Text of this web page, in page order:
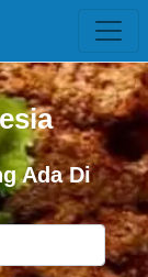
Ada Di